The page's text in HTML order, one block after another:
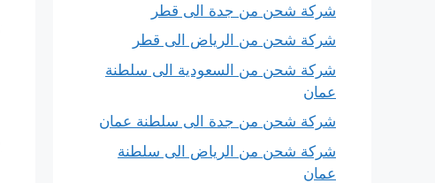
شركة شحن من جدة الى قطر
شركة شحن من الرياض الى قطر
شركة شحن من السعودية الى سلطنة
عمان
شركة شحن من جدة الى سلطنة عمان
شركة شحن من الرياض الى سلطنة
عمان